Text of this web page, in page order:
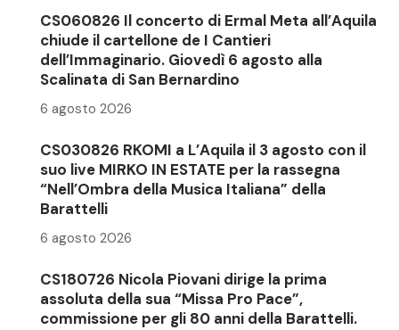
CS060826 Il concerto di Ermal Meta all’Aquila
chiude il cartellone de I Cantieri
dell’Immaginario. Giovedì 6 agosto alla
Scalinata di San Bernardino
6 agosto 2026
CS030826 RKOMI a L’Aquila il 3 agosto con il
suo live MIRKO IN ESTATE per la rassegna
“Nell’Ombra della Musica Italiana” della
Barattelli
6 agosto 2026
CS180726 Nicola Piovani dirige la prima
assoluta della sua “Missa Pro Pace”,
commissione per gli 80 anni della Barattelli.